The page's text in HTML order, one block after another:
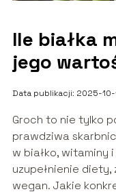
Ile białka
jego
Data publikacji: 2025-10-
Groch to nie tylko
prawdziwa
w białko, witaminy
uzupełnienie
wegan. Jakie